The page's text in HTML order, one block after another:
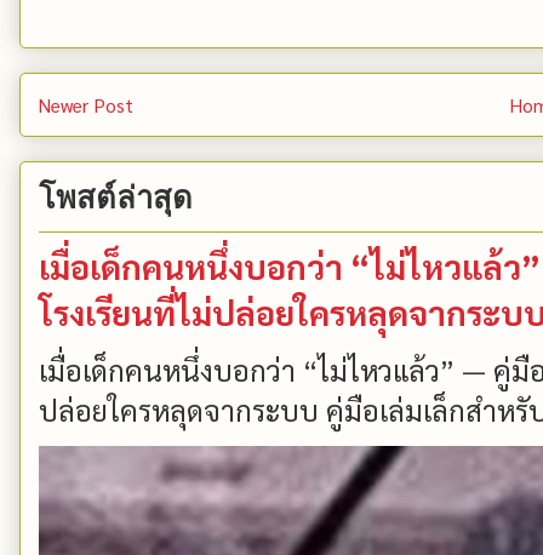
Newer Post
โพสต์ล่าสุด
เมื่อเด็กคนหนึ่งบอกว่า “ไม่ไหวแล้
โรงเรียนที่ไม่ปล่อยใครหลุดจากระบ
เมื่อเด็กคนหนึ่งบอกว่า “ไม่ไหวแล้ว” — คู่
ปล่อยใครหลุดจากระบบ คู่มือเล่มเล็กสำหรั